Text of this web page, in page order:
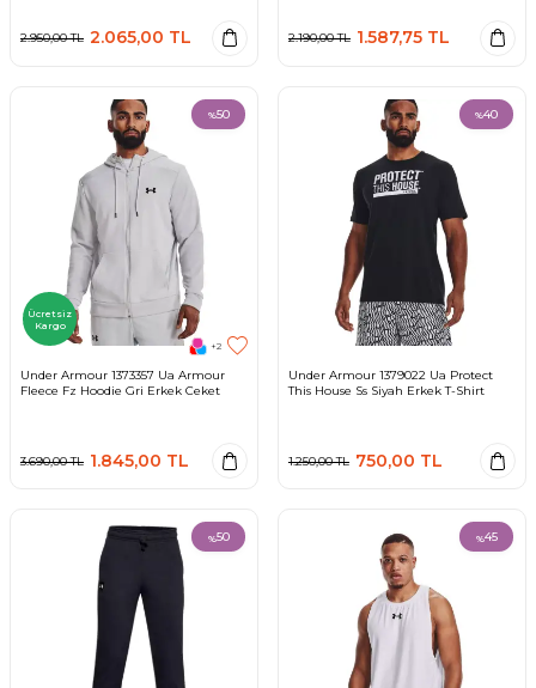
2.950,00TL 2.065,00 TL 2.190,00TL 1.587,75 TL
%50
Ücretsiz
Kargo
+2
Under Armour 1373357 Ua Armour
Fleece Fz Hoodie Gri Erkek Ceket
3.690,00TL 1.845,00 TL
%40
Under Armour 1379022 Ua Protect
This House Ss Siyah Erkek T-Shirt
1.250,00TL 750,00 TL
%50 %45